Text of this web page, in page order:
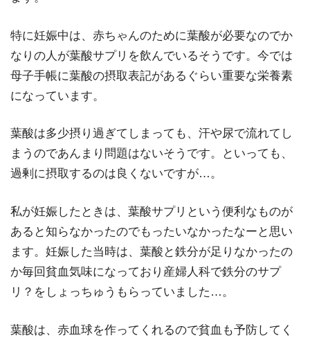
特に妊娠中は、赤ちゃんのために葉酸が必要なのでか
なりの人が葉酸サプリを飲んでいるそうです。今では
母子手帳に葉酸の摂取表記があるぐらい重要な栄養素
になっています。
葉酸は多少摂り過ぎてしまっても、汗や尿で流れてし
まうのであんまり問題はないそうです。といっても、
過剰に摂取するのは良くないですが…。
私が妊娠したときは、葉酸サプリという便利なものが
あると知らなかったのでもったいなかったなーと思い
ます。妊娠した当時は、葉酸と鉄分が足りなかったの
か毎回貧血気味になっており産婦人科で鉄分のサプ
リ？をしょっちゅうもらっていました…。
葉酸は、赤血球を作ってくれるので貧血も予防してく